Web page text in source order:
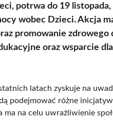
potrwa do 19
wobec Dzieci. Akcja
promowanie zdrowego
oraz wsparcie
latach zyskuje na
podejmować różne
na celu uwrażliwienie